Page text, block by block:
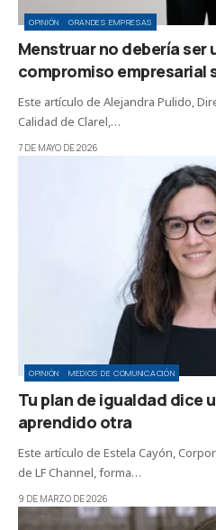
OPINIÓN GRANDES EMPRESAS
Menstruar no debería ser
compromiso empresarial
Este artículo de Alejandra Pulido,
Calidad de Clarel,…
7 DE MAYO DE 2026
OPINIÓN MEDIOS DE COMUNICACIÓN
Tu plan de igualdad dice
aprendido otra
Este artículo de Estela Cayón,
de LF Channel, forma…
9 DE MARZO DE 2026